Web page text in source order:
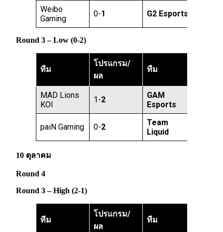
Weibo
Gaming
0-1 G2 Esports
Round 3 – Low (0-2)
ทีม
โปรแกรม/
ผล
ทีม
MAD Lions
KOI
1-2
GAM
Esports
paiN Gaming 0-2
Team
Liquid
10 ตุลาคม
Round 4
Round 3 – High (2-1)
ทีม
โปรแกรม/
ผล
ทีม